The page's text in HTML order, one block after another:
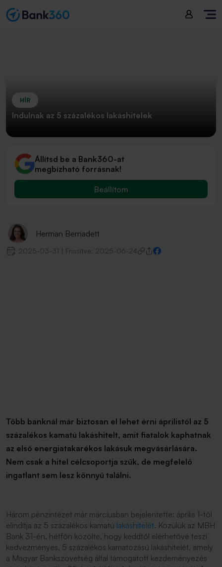
HÍR
Indulnak az 5 százalékos lakáshitelek
Állítsd be a Bank360-at
megbízható forrásnak!
Beállítom
Herman Bernadett
2025-03-31 Frissítve: 2025-06-24
Több banknál már biztosan el lehet érni áprilistól az 5
százalékos kamatú lakáshitelt, amit fiatalok kaphatnak
az első energiatakarékos lakásuk megvásárlására.
Nem csak a hitel célcsoportja szűk, de megfelelő
ingatlant sem lesz könnyű találni.
Három pénzintézet már márciusban bejelentette: április 1-től
elindítja az 5 százalékos kamatú lakáshitelét. Közülük az MBH
Bank 31-én, hétfőn közölte, hogy keddtől elérhetővé teszi
kedvezményes, 5 százalékos kamatozású lakáshitelét, amely
a Magyar Bankszövetség által támogatott kezdeményezés